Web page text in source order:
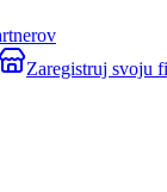
Zaregistruj svoju